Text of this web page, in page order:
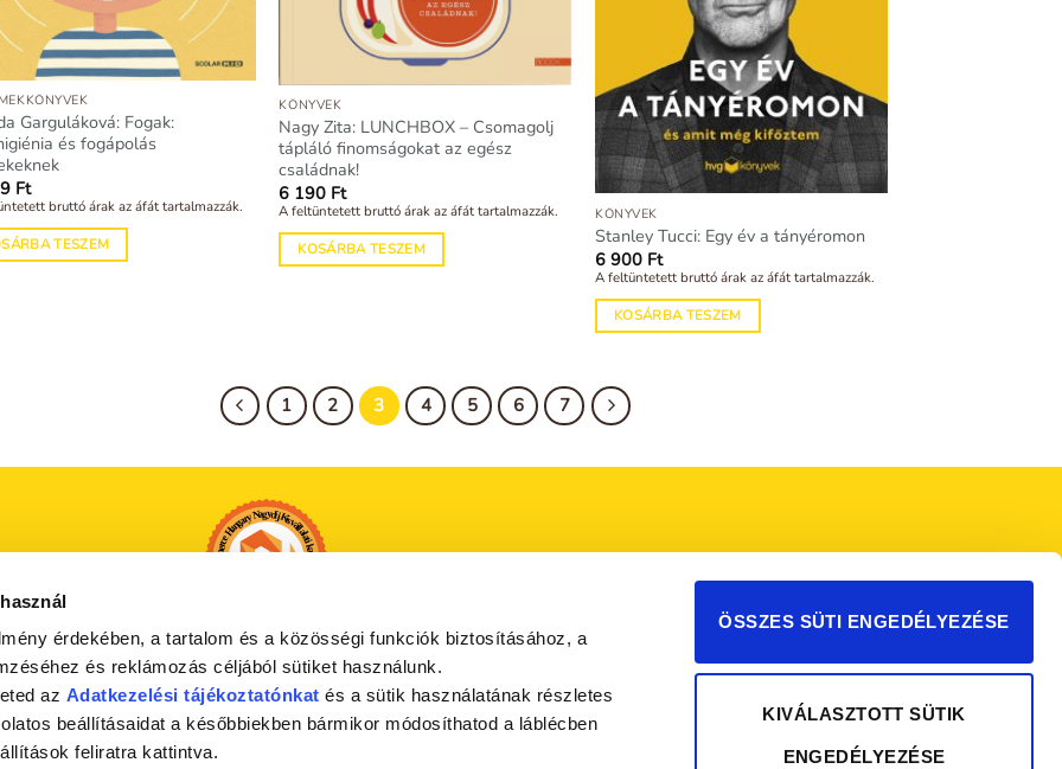
érdekében, a tartalom és a közösségi funkciók biztosításához, a
és reklámozás céljából sütiket használunk.
az Adatkezelési tájékoztatónkat és a sütik használatának részletes
beállításaidat a későbbiekben bármikor módosíthatod a láblécben
feliratra kattintva.
ÖSSZES SÜTI ENGEDÉLYEZÉSE
KIVÁLASZTOTT SÜTIK
ENGEDÉLYEZÉSE
Garguláková: Fogak:
és fogápolás
Ft
bruttó árak az áfát tartalmazzák.
TESZEM
KÖNYVEK
Nagy Zita: LUNCHBOX – Csomagolj
tápláló finomságokat az egész
családnak!
6 190 Ft
A feltüntetett bruttó árak az áfát tartalmazzák.
KOSÁRBA TESZEM
KÖNYVEK
Stanley Tucci: Egy év a tányéromon
6 900 Ft
A feltüntetett bruttó árak az áfát tartalmazzák.
KOSÁRBA TESZEM
1 2 3 4 5 6 7